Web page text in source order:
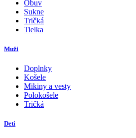
Obuv
Sukne
Tričká
Tielka
Muži
Doplnky
Košele
Mikiny a vesty
Polokošele
Tričká
Deti